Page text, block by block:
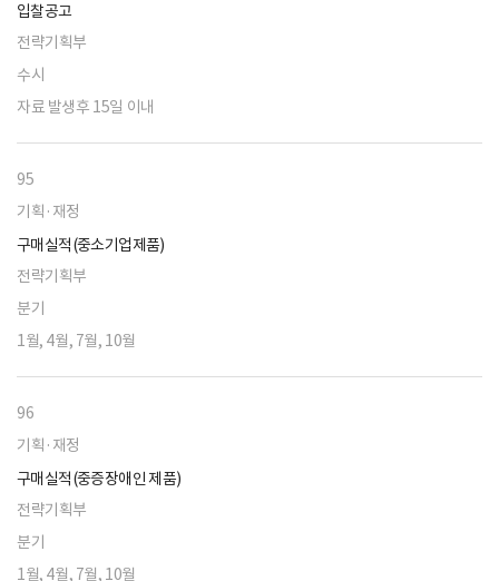
입찰공고
전략기획부
수시
자료 발생후 15일 이내
95
기획·재정
구매실적(중소기업제품)
전략기획부
분기
1월, 4월, 7월, 10월
96
기획·재정
구매실적(중증장애인 제품)
전략기획부
분기
1월, 4월, 7월, 10월